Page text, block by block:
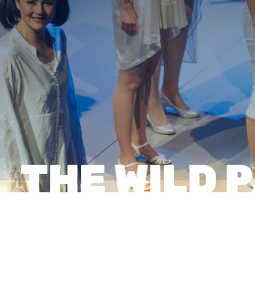
THE WILD